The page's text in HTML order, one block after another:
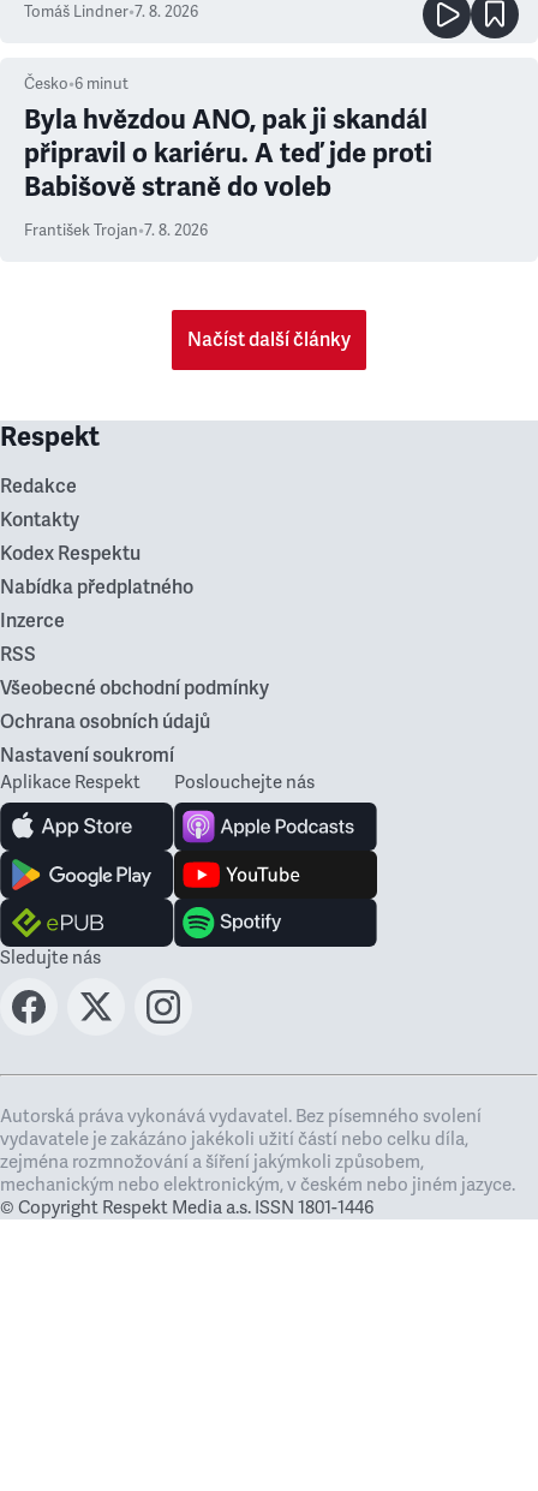
Tomáš Lindner•7. 8. 2026
Česko•6 minut
Byla hvězdou ANO, pak ji skandál
připravil o kariéru. A teď jde proti
Babišově straně do voleb
František Trojan•7. 8. 2026
Načíst další články
Respekt
Redakce
Kontakty
Kodex Respektu
Nabídka předplatného
Inzerce
RSS
Všeobecné obchodní podmínky
Ochrana osobních údajů
Nastavení soukromí
Aplikace Respekt Poslouchejte nás
Sledujte nás
Autorská práva vykonává vydavatel. Bez písemného svolení
vydavatele je zakázáno jakékoli užití částí nebo celku díla,
zejména rozmnožování a šíření jakýmkoli způsobem,
mechanickým nebo elektronickým, v českém nebo jiném jazyce.
© Copyright Respekt Media a.s. ISSN 1801-1446